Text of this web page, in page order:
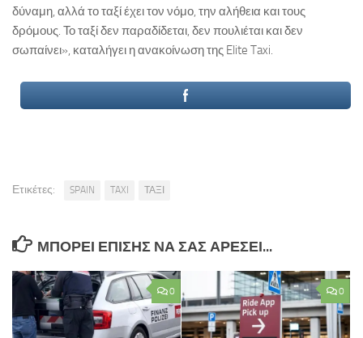
δύναμη, αλλά το ταξί έχει τον νόμο, την αλήθεια και τους
δρόμους. Το ταξί δεν παραδίδεται, δεν πουλιέται και δεν
σωπαίνει», καταλήγει η ανακοίνωση της Elite Taxi.
Ετικέτες: SPAIN TAXI ΤΑΞΙ
ΜΠΟΡΕΊ ΕΠΊΣΗΣ ΝΑ ΣΑΣ ΑΡΈΣΕΙ...
0 0